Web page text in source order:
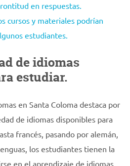
en respuestas.
cursos y materiales podrían
estudiantes.
de idiomas
estudiar.
en Santa Coloma destaca por
de idiomas disponibles para
francés, pasando por alemán,
los estudiantes tienen la
en el aprendizaje de idiomas